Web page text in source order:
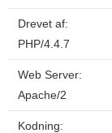
Drevet af:
PHP/4.4.7
Web Server:
Apache/2
Kodning: